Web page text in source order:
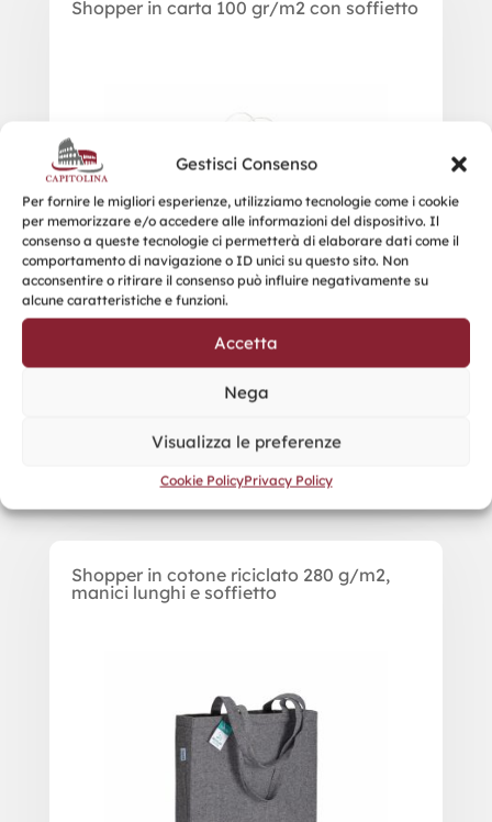
Gestisci Consenso
Per fornire le migliori esperienze, utilizziamo tecnologie come i cookie
per memorizzare e/o accedere alle informazioni del dispositivo. Il
consenso a queste tecnologie ci permetterà di elaborare dati come il
comportamento di navigazione o ID unici su questo sito. Non
acconsentire o ritirare il consenso può influire negativamente su
alcune caratteristiche e funzioni.
Accetta
Nega
Visualizza le preferenze
Cookie PolicyPrivacy Policy
Shopper in carta 100 gr/m2 con soffietto
Shopper in cotone riciclato 280 g/m2,
manici lunghi e soffietto